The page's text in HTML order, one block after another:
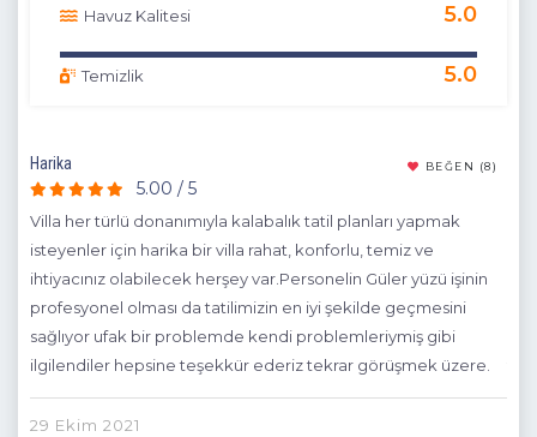
Havuz Kalitesi 5.0
Temizlik 5.0
Harika BEĞEN (8)
5.00 / 5
Villa her türlü donanımıyla kalabalık tatil planları yapmak
isteyenler için harika bir villa rahat, konforlu, temiz ve
ihtiyacınız olabilecek herşey var.Personelin Güler yüzü işinin
profesyonel olması da tatilimizin en iyi şekilde geçmesini
sağlıyor ufak bir problemde kendi problemleriymiş gibi
ilgilendiler hepsine teşekkür ederiz tekrar görüşmek üzere.
29 Ekim 2021